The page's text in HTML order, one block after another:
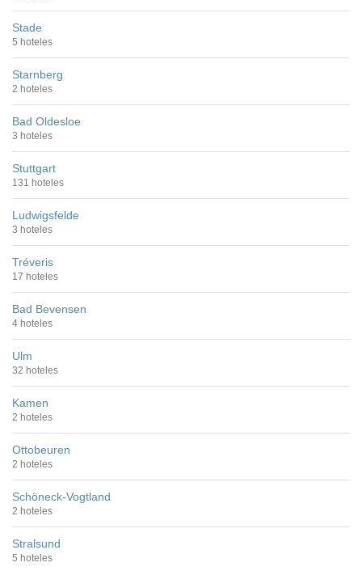
Stade
5 hoteles
Starnberg
2 hoteles
Bad Oldesloe
3 hoteles
Stuttgart
131 hoteles
Ludwigsfelde
3 hoteles
Tréveris
17 hoteles
Bad Bevensen
4 hoteles
Ulm
32 hoteles
Kamen
2 hoteles
Ottobeuren
2 hoteles
Schöneck-Vogtland
2 hoteles
Stralsund
5 hoteles